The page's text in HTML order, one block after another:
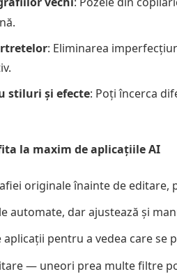
: Eliminarea
stiluri și efecte: Poți încerca
la maxim de aplicațiile AI
originale înainte de
automate, dar ajustează și
pentru a vedea care se
— uneori prea multe filtre